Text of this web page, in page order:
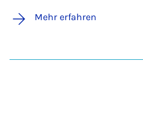
Mehr erfahren